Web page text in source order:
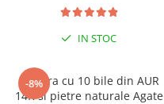
IN STOC
-8%
Bratara cu 10 bile din AUR
14K si pietre naturale Agate